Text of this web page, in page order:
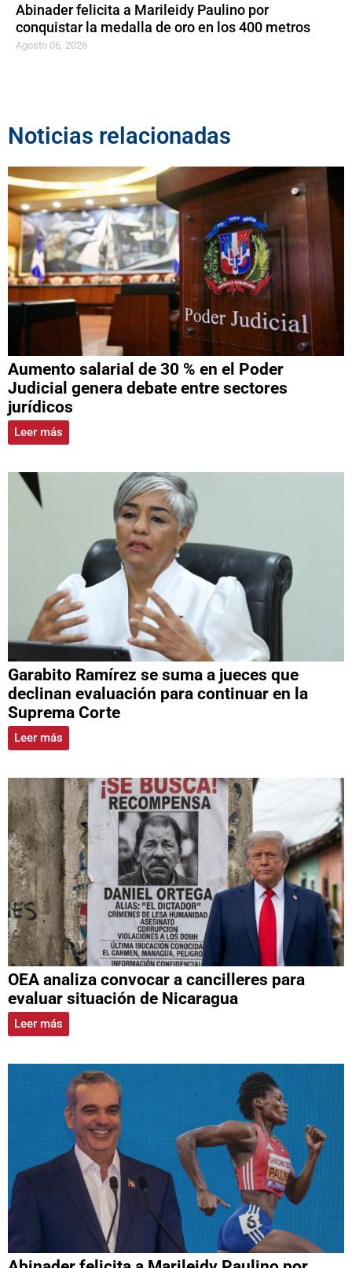
Abinader felicita a Marileidy Paulino por
conquistar la medalla de oro en los 400 metros
Agosto 06, 2026
Noticias relacionadas
Aumento salarial de 30 % en el Poder
Judicial genera debate entre sectores
jurídicos
Leer más
Garabito Ramírez se suma a jueces que
declinan evaluación para continuar en la
Suprema Corte
Leer más
OEA analiza convocar a cancilleres para
evaluar situación de Nicaragua
Leer más